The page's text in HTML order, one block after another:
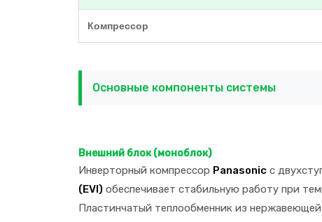
Компрессор
Основные компоненты системы
Внешний блок (моноблок)
Инверторный компрессор Panasonic с
(EVI) обеспечивает стабильную работу при
Пластинчатый теплообменник из